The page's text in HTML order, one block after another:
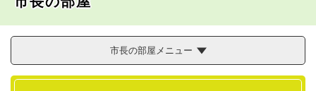
市長の部屋メニュー
本